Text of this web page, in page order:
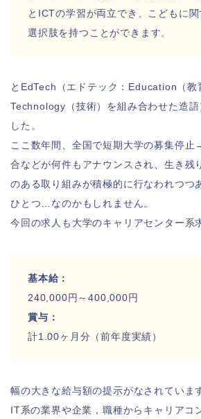
とICTの学習が両⽴でき、こどもに
選択肢を持つことができます。
とEdTech（エドテック：Education（教
Technology（技術）を組み合わせた造語
した。
ここ数年間、全国で短期大学の募集停
合などが何件もアナウンスされ、生き残
のある取り組みが積極的に行なわれつつ
ひとつ…なのかもしれません。
今回の求人も大学のキャリアセンター系
基本給：
240,000円～400,000円
賞与：
計1.00ヶ月分（前年度実績）
幅の大きな給与額の提示がなされていま
IT系の業界や企業，職種からキャリアコ